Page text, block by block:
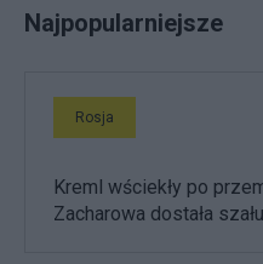
Najpopularniejsze
Rosja
Kreml wściekły po
Zacharowa dostała szału